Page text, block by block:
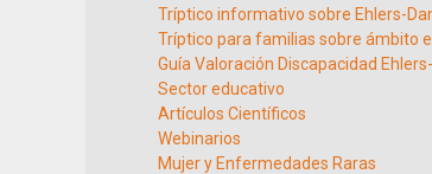
Tríptico informativo sobre Ehlers-
Tríptico para familias sobre ámbito
Guía Valoración Discapacidad
Sector educativo
Artículos Científicos
Webinarios
Mujer y Enfermedades Raras